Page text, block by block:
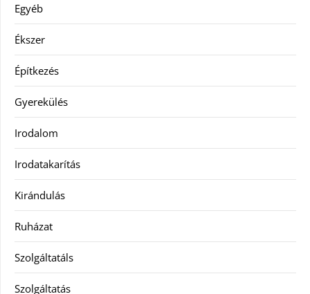
Egyéb
Ékszer
Építkezés
Gyerekülés
Irodalom
Irodatakarítás
Kirándulás
Ruházat
Szolgáltatáls
Szolgáltatás